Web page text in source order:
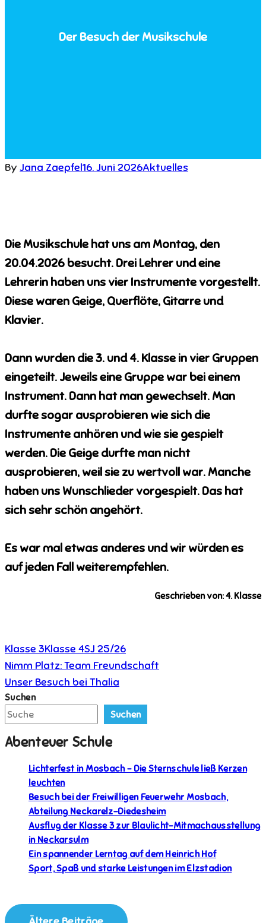
Der Besuch der Musikschule
By Jana Zaepfel16. Juni 2026Aktuelles
Die Musikschule hat uns am Montag, den
20.04.2026 besucht. Drei Lehrer und eine
Lehrerin haben uns vier Instrumente vorgestellt.
Diese waren Geige, Querflöte, Gitarre und
Klavier.
Dann wurden die 3. und 4. Klasse in vier Gruppen
eingeteilt. Jeweils eine Gruppe war bei einem
Instrument. Dann hat man gewechselt. Man
durfte sogar ausprobieren wie sich die
Instrumente anhören und wie sie gespielt
werden. Die Geige durfte man nicht
ausprobieren, weil sie zu wertvoll war. Manche
haben uns Wunschlieder vorgespielt. Das hat
sich sehr schön angehört.
Es war mal etwas anderes und wir würden es
auf jeden Fall weiterempfehlen.
Geschrieben von: 4. Klasse
Klasse 3Klasse 4SJ 25/26
Beitragsnavigation
Nimm Platz: Team Freundschaft
Unser Besuch bei Thalia
Suchen
Suchen
Abenteuer Schule
Lichterfest in Mosbach – Die Sternschule ließ Kerzen
leuchten
Besuch bei der Freiwilligen Feuerwehr Mosbach,
Abteilung Neckarelz-Diedesheim
Ausflug der Klasse 3 zur Blaulicht-Mitmachausstellung
in Neckarsulm
Ein spannender Lerntag auf dem Heinrich Hof
Sport, Spaß und starke Leistungen im Elzstadion